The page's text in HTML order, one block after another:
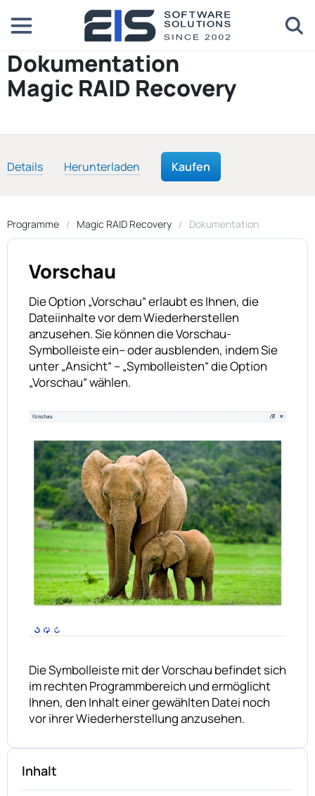
Dokumentation
Magic RAID Recovery
Details Herunterladen Kaufen
Programme Magic RAID Recovery Dokumentation
Vorschau
Die Option „Vorschau“ erlaubt es Ihnen, die
Dateiinhalte vor dem Wiederherstellen
anzusehen. Sie können die Vorschau-
Symbolleiste ein– oder ausblenden, indem Sie
unter „Ansicht“ – „Symbolleisten“ die Option
„Vorschau“ wählen.
Die Symbolleiste mit der Vorschau befindet sich
im rechten Programmbereich und ermöglicht
Ihnen, den Inhalt einer gewählten Datei noch
vor ihrer Wiederherstellung anzusehen.
Inhalt